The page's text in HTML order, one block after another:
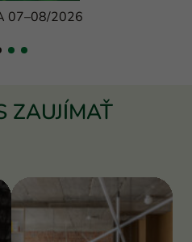
07–08/2026
ZAUJÍMAŤ